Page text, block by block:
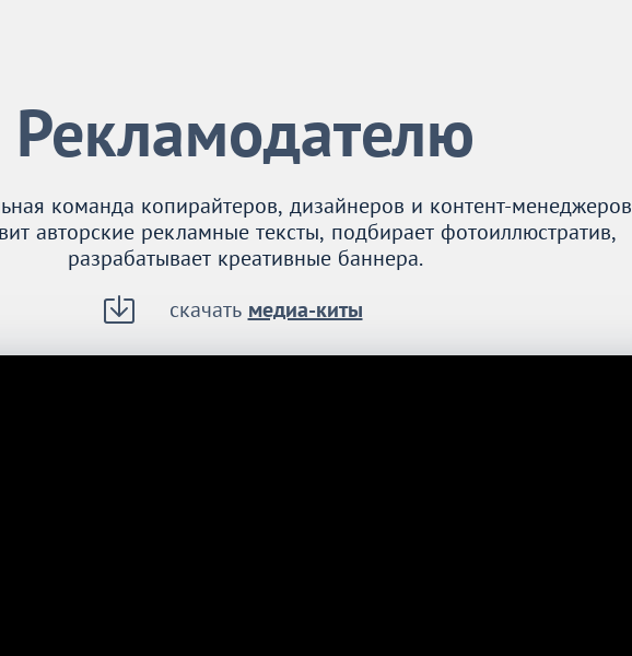
Рекламодателю
команда копирайтеров, дизайнеров и контент-менеджеров
авторские рекламные тексты, подбирает фотоиллюстратив,
разрабатывает креативные баннера.
скачать медиа-киты